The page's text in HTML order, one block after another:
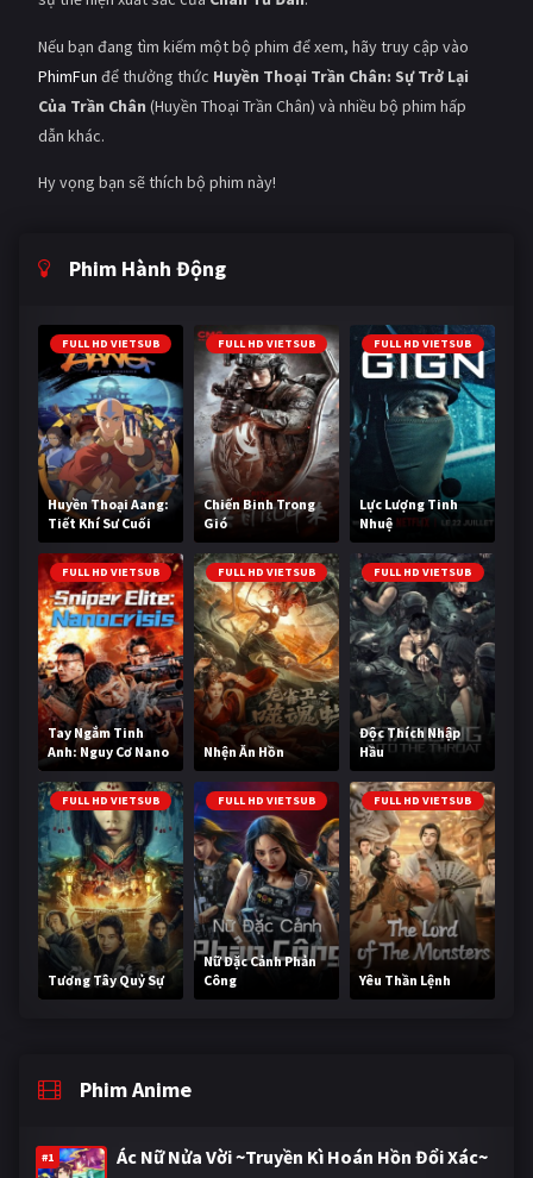
Nếu bạn đang tìm kiếm một bộ phim để xem, hãy truy cập vào
PhimFun để thưởng thức Huyền Thoại Trần Chân: Sự Trở Lại
Của Trần Chân (Huyền Thoại Trần Chân) và nhiều bộ phim hấp
dẫn khác.
Hy vọng bạn sẽ thích bộ phim này!
Phim Hành Động
FULL HD VIETSUB
Huyền Thoại Aang:
Tiết Khí Sư Cuối
Cùng
FULL HD VIETSUB
Chiến Binh Trong
Gió
FULL HD VIETSUB
Lực Lượng Tinh
Nhuệ
FULL HD VIETSUB
Tay Ngắm Tinh
Anh: Nguy Cơ Nano
FULL HD VIETSUB
Nhện Ăn Hồn
FULL HD VIETSUB
Độc Thích Nhập
Hầu
FULL HD VIETSUB
Tương Tây Quỷ Sự
FULL HD VIETSUB
Nữ Đặc Cảnh Phản
Công
FULL HD VIETSUB
Yêu Thần Lệnh
Phim Anime
#1 Ác Nữ Nửa Vời ~Truyền Kì Hoán Hồn Đổi Xác~